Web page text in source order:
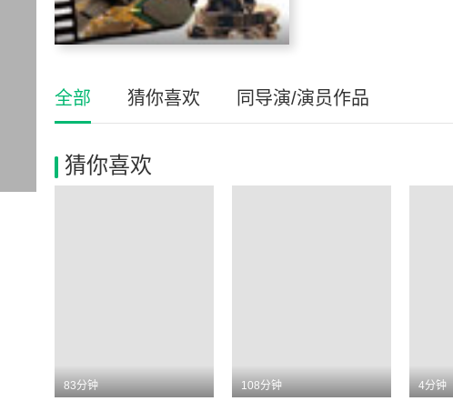
全部 猜你喜欢 同导演/演员作品
猜你喜欢
83分钟 108分钟 4分钟